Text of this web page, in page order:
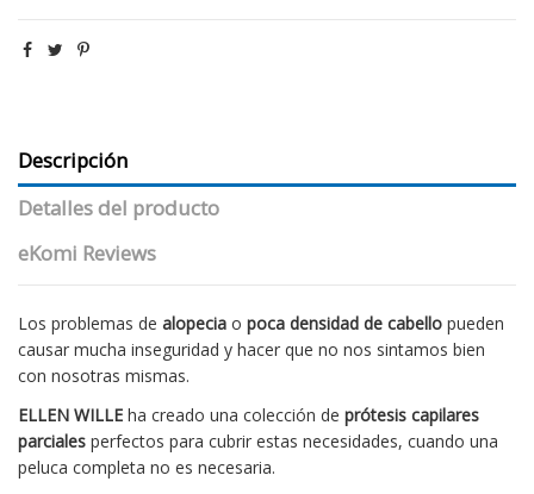
Descripción
Detalles del producto
eKomi Reviews
Los problemas de alopecia o poca densidad de cabello pueden
causar mucha inseguridad y hacer que no nos sintamos bien
con nosotras mismas.
ELLEN WILLE ha creado una colección de prótesis capilares
parciales perfectos para cubrir estas necesidades, cuando una
peluca completa no es necesaria.